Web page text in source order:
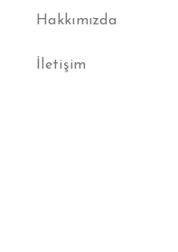
Hakkımızda
İletişim